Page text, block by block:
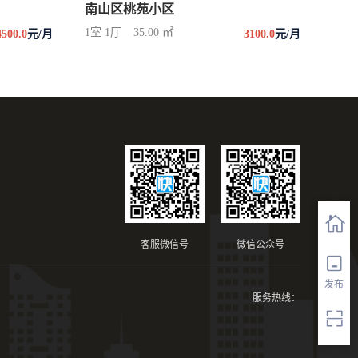
发布
元/月
南山区桃苑小区
1室 1厅 35.00 ㎡ 3100.0元/月
微信公众号
客服微信号
服务热线：